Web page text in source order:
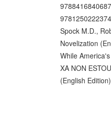
9781250222374
Spock M.D.,
Novelization
While
XA NON
(English